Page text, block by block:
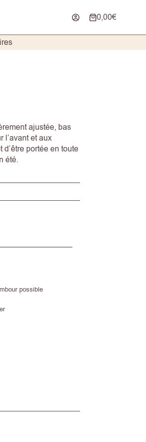
Panier
d’achat
0,00€
ajustée, bas
l’avant et aux
portée en toute
été.
possible